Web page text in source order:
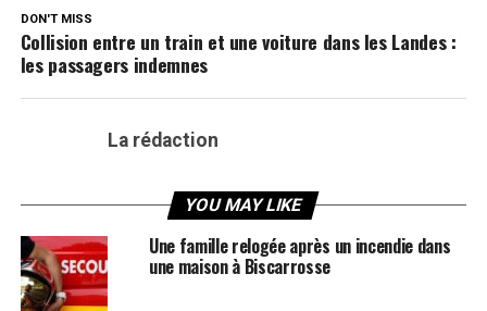
DON'T MISS
Collision entre un train et une voiture dans les Landes :
les passagers indemnes
La rédaction
YOU MAY LIKE
Une famille relogée après un incendie dans
une maison à Biscarrosse